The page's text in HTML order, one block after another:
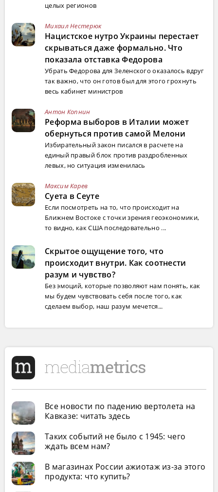
целых регионов
Михаил Нестерюк
Нацистское нутро Украины перестает
скрываться даже формально. Что
показала отставка Федорова
Убрать Федорова для Зеленского оказалось вдруг
так важно, что он готов был для этого грохнуть
весь кабинет министров
Антон Копнин
Реформа выборов в Италии может
обернуться против самой Мелони
Избирательный закон писался в расчете на
единый правый блок против раздробленных
левых, но ситуация изменилась
Максим Карев
Суета в Сеуте
Если посмотреть на то, что происходит на
Ближнем Востоке с точки зрения геоэкономики,
то видно, как США последовательно ...
Скрытое ощущение того, что
происходит внутри. Как соотнести
разум и чувство?
Без эмоций, которые позволяют нам понять, как
мы будем чувствовать себя после того, как
сделаем выбор, наш разум мечется...
Все новости по падению вертолета на
Кавказе: читать здесь
Таких событий не было с 1945: чего
ждать всем нам?
В магазинах России ажиотаж из-за этого
продукта: что купить?